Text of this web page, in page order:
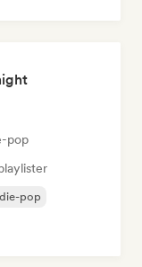
pop
pop